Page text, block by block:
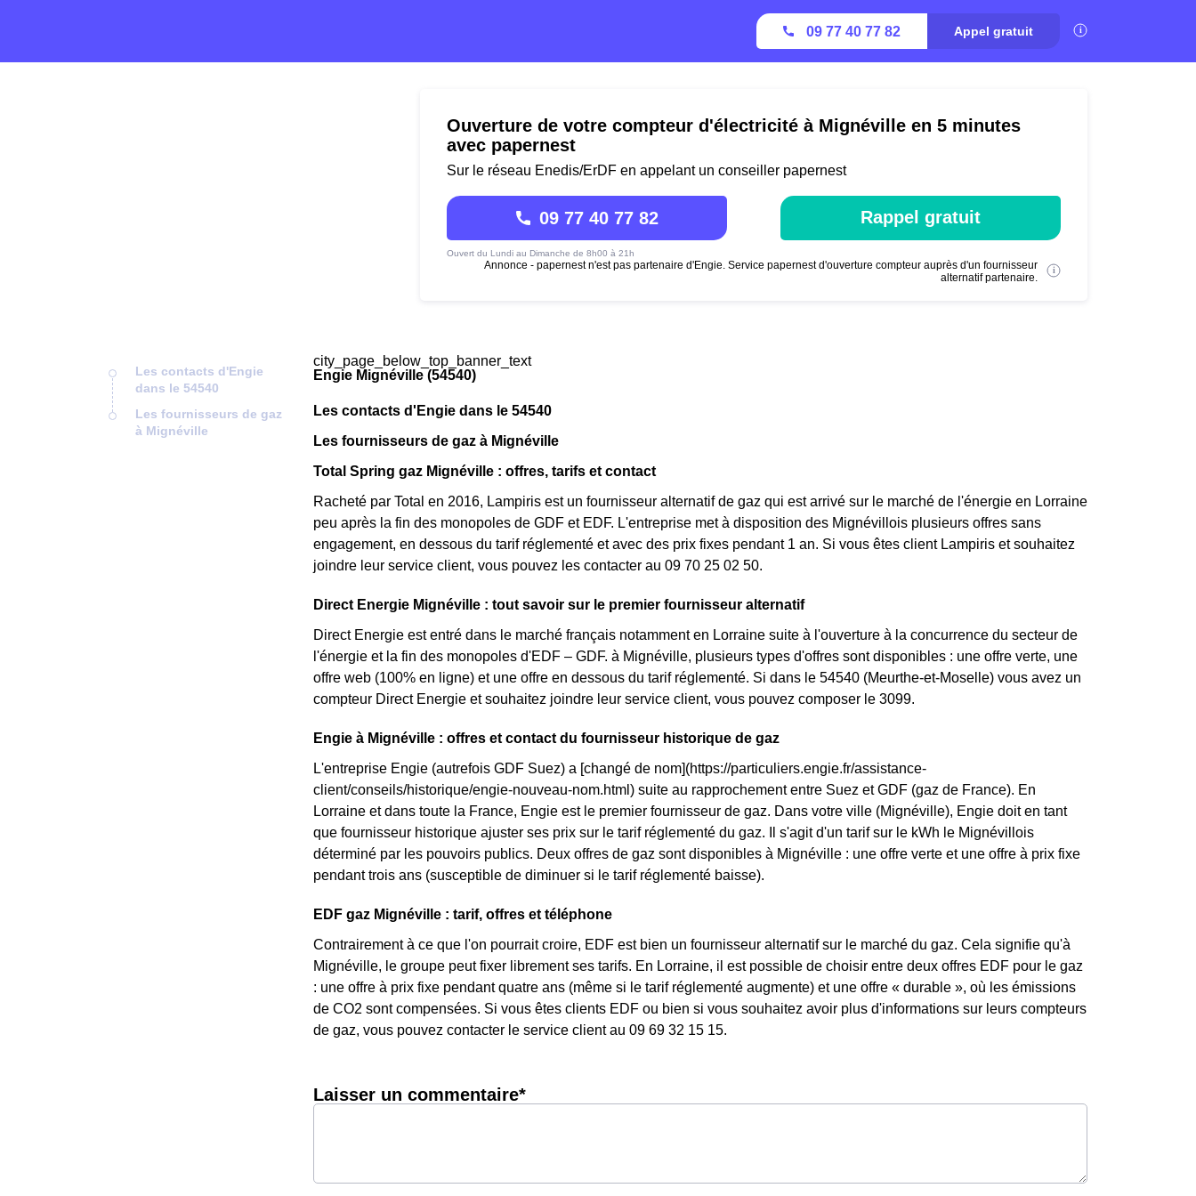
09 77 40 77 82 Appel gratuit
Ouverture de votre compteur d'électricité à Mignéville en 5 minutes
avec papernest
Sur le réseau Enedis/ErDF en appelant un conseiller papernest
09 77 40 77 82
Ouvert du Lundi au Dimanche de 8h00 à 21h
Rappel gratuit
Annonce - papernest n'est pas partenaire d'Engie. Service papernest d'ouverture compteur auprès d'un fournisseur
alternatif partenaire.
Les contacts d'Engie
dans le 54540
Les fournisseurs de gaz
à Mignéville
city_page_below_top_banner_text
Engie Mignéville (54540)
Les contacts d'Engie dans le 54540
Les fournisseurs de gaz à Mignéville
Total Spring gaz Mignéville : offres, tarifs et contact
Racheté par Total en 2016, Lampiris est un fournisseur alternatif de gaz qui est arrivé sur le marché de l'énergie en Lorraine
peu après la fin des monopoles de GDF et EDF. L'entreprise met à disposition des Mignévillois plusieurs offres sans
engagement, en dessous du tarif réglementé et avec des prix fixes pendant 1 an. Si vous êtes client Lampiris et souhaitez
joindre leur service client, vous pouvez les contacter au 09 70 25 02 50.
Direct Energie Mignéville : tout savoir sur le premier fournisseur alternatif
Direct Energie est entré dans le marché français notamment en Lorraine suite à l'ouverture à la concurrence du secteur de
l'énergie et la fin des monopoles d'EDF – GDF. à Mignéville, plusieurs types d'offres sont disponibles : une offre verte, une
offre web (100% en ligne) et une offre en dessous du tarif réglementé. Si dans le 54540 (Meurthe-et-Moselle) vous avez un
compteur Direct Energie et souhaitez joindre leur service client, vous pouvez composer le 3099.
Engie à Mignéville : offres et contact du fournisseur historique de gaz
L'entreprise Engie (autrefois GDF Suez) a [changé de nom](https://particuliers.engie.fr/assistance-
client/conseils/historique/engie-nouveau-nom.html) suite au rapprochement entre Suez et GDF (gaz de France). En
Lorraine et dans toute la France, Engie est le premier fournisseur de gaz. Dans votre ville (Mignéville), Engie doit en tant
que fournisseur historique ajuster ses prix sur le tarif réglementé du gaz. Il s'agit d'un tarif sur le kWh le Mignévillois
déterminé par les pouvoirs publics. Deux offres de gaz sont disponibles à Mignéville : une offre verte et une offre à prix fixe
pendant trois ans (susceptible de diminuer si le tarif réglementé baisse).
EDF gaz Mignéville : tarif, offres et téléphone
Contrairement à ce que l'on pourrait croire, EDF est bien un fournisseur alternatif sur le marché du gaz. Cela signifie qu'à
Mignéville, le groupe peut fixer librement ses tarifs. En Lorraine, il est possible de choisir entre deux offres EDF pour le gaz
: une offre à prix fixe pendant quatre ans (même si le tarif réglementé augmente) et une offre « durable », où les émissions
de CO2 sont compensées. Si vous êtes clients EDF ou bien si vous souhaitez avoir plus d'informations sur leurs compteurs
de gaz, vous pouvez contacter le service client au 09 69 32 15 15.
Laisser un commentaire*